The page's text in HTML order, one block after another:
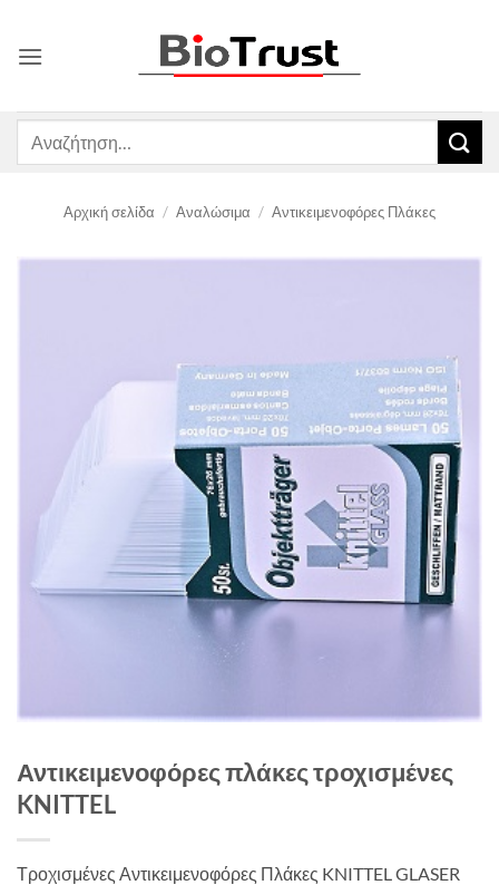
περιεχόμενο
Αναζήτηση
Αρχική σελίδα / Αναλώσιμα / Αντικειμενοφόρες Πλάκες
Αντικειμενοφόρες πλάκες τροχισμένες
KNITTEL
Τροχισμένες Αντικειμενοφόρες Πλάκες KNITTEL GLASER